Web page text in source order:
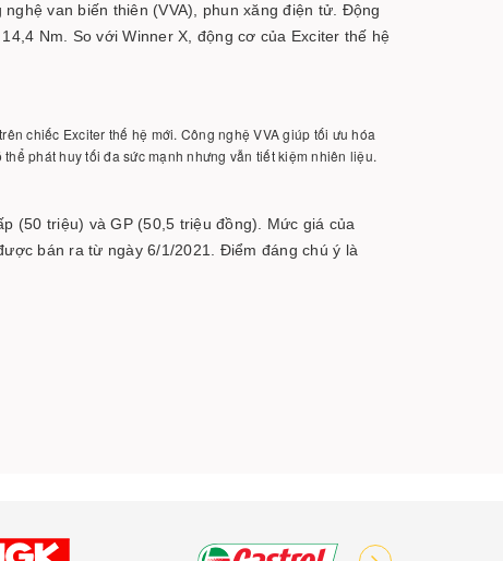
van biến thiên (VVA), phun xăng điện tử. Động
Nm. So với Winner X, động cơ của Exciter thế hệ
chiếc Exciter thế hệ mới. Công nghệ VVA giúp tối ưu hóa
phát huy tối đa sức mạnh nhưng vẫn tiết kiệm nhiên liệu.
(50 triệu) và GP (50,5 triệu đồng). Mức giá của
bán ra từ ngày 6/1/2021. Điểm đáng chú ý là